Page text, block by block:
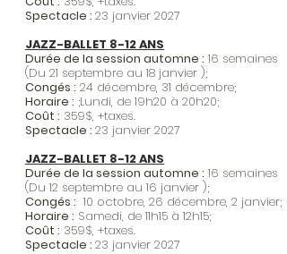
Spectacle : 23 janvier 2027
JAZZ-BALLET 8-12 ANS
Durée de la session automne : 16 semaines
(Du 21 septembre au 18 janvier );
Congés : 24 décembre, 31 décembre;
Horaire : ;Lundi, de 19h20 à 20h20;
Coût : 359$, +taxes.​
Spectacle : 23 janvier 2027
JAZZ-BALLET 8-12 ANS
Durée de la session automne : 16 semaines
(Du 12 septembre au 16 janvier );
Congés : 10 octobre, 26 décembre, 2 janvier;
Horaire : Samedi, de 11h15 à 12h15;
Coût : 359$, +taxes.​
Spectacle : 23 janvier 2027